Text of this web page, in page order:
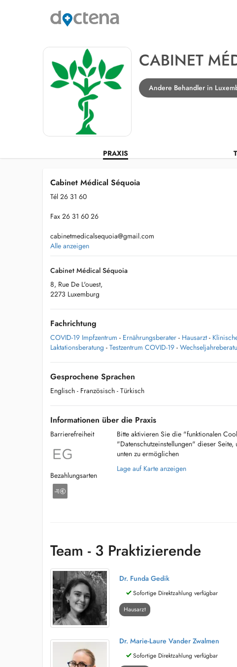
CABINET
Andere Behandler in
PRAXIS
Cabinet Médical Séquoia
Tél 26 31 60
Fax 26 31 60 26
cabinetmedicalsequoia@gmail.com
Alle anzeigen
Cabinet Médical Séquoia
8, Rue De L'ouest,
2273 Luxemburg
Fachrichtung
COVID-19 Impfzentrum - Ernährungsberater - Hausarzt -
Laktationsberatung - Testzentrum COVID-19 -
Gesprochene Sprachen
Englisch - Französisch - Türkisch
Informationen über die Praxis
Barrierefreiheit
Bezahlungsarten
Bitte aktivieren Sie die "funktionalen
"Datenschutzeinstellungen" dieser Seite,
unten zu ermöglichen
Lage auf Karte anzeigen
Team - 3 Praktizierende
Dr. Funda Gedik
Sofortige Direktzahlung verfügbar
Hausarzt
Dr. Marie-Laure Vander Zwalmen
Sofortige Direktzahlung verfügbar